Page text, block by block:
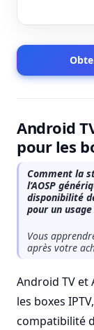
Android
pour les
Comment la
l’AOSP
disponibilité
pour un
Vous
après votre
Android TV et
les boxes
compatibilité